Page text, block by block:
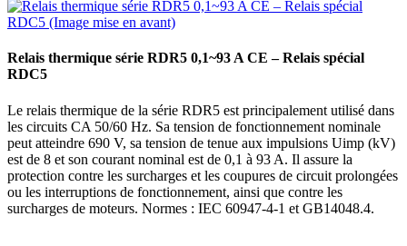
Relais thermique série RDR5 0,1~93 A CE – Relais spécial
RDC5
Le relais thermique de la série RDR5 est principalement utilisé dans
les circuits CA 50/60 Hz. Sa tension de fonctionnement nominale
peut atteindre 690 V, sa tension de tenue aux impulsions Uimp (kV)
est de 8 et son courant nominal est de 0,1 à 93 A. Il assure la
protection contre les surcharges et les coupures de circuit prolongées
ou les interruptions de fonctionnement, ainsi que contre les
surcharges de moteurs. Normes : IEC 60947-4-1 et GB14048.4.